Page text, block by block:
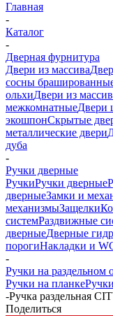
Главная
-
Каталог
-
Дверная фурнитура
Двери из массива
сосны
ольхиДвери из
межкомнатныеДвери
экошпонСкрытые
металлические двери
дуба
-
Ручки дверные
РучкиРучки дверные
дверныеЗамки и
механизмыЗащелки
системРаздвижные
дверныеДверные
порогиНакладки и
-
Ручки на раздельном
Ручки на планке
-Ручка раздельная
Поделиться